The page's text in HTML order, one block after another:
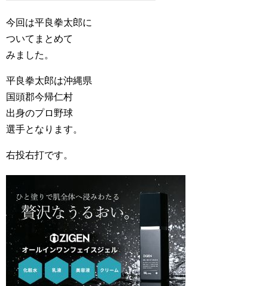
今回は平良拳太郎に
ついてまとめて
みました。
平良拳太郎は沖縄県
国頭郡今帰仁村
出身のプロ野球
選手となります。
右投右打です。